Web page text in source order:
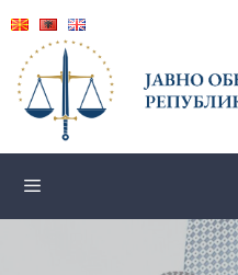
content